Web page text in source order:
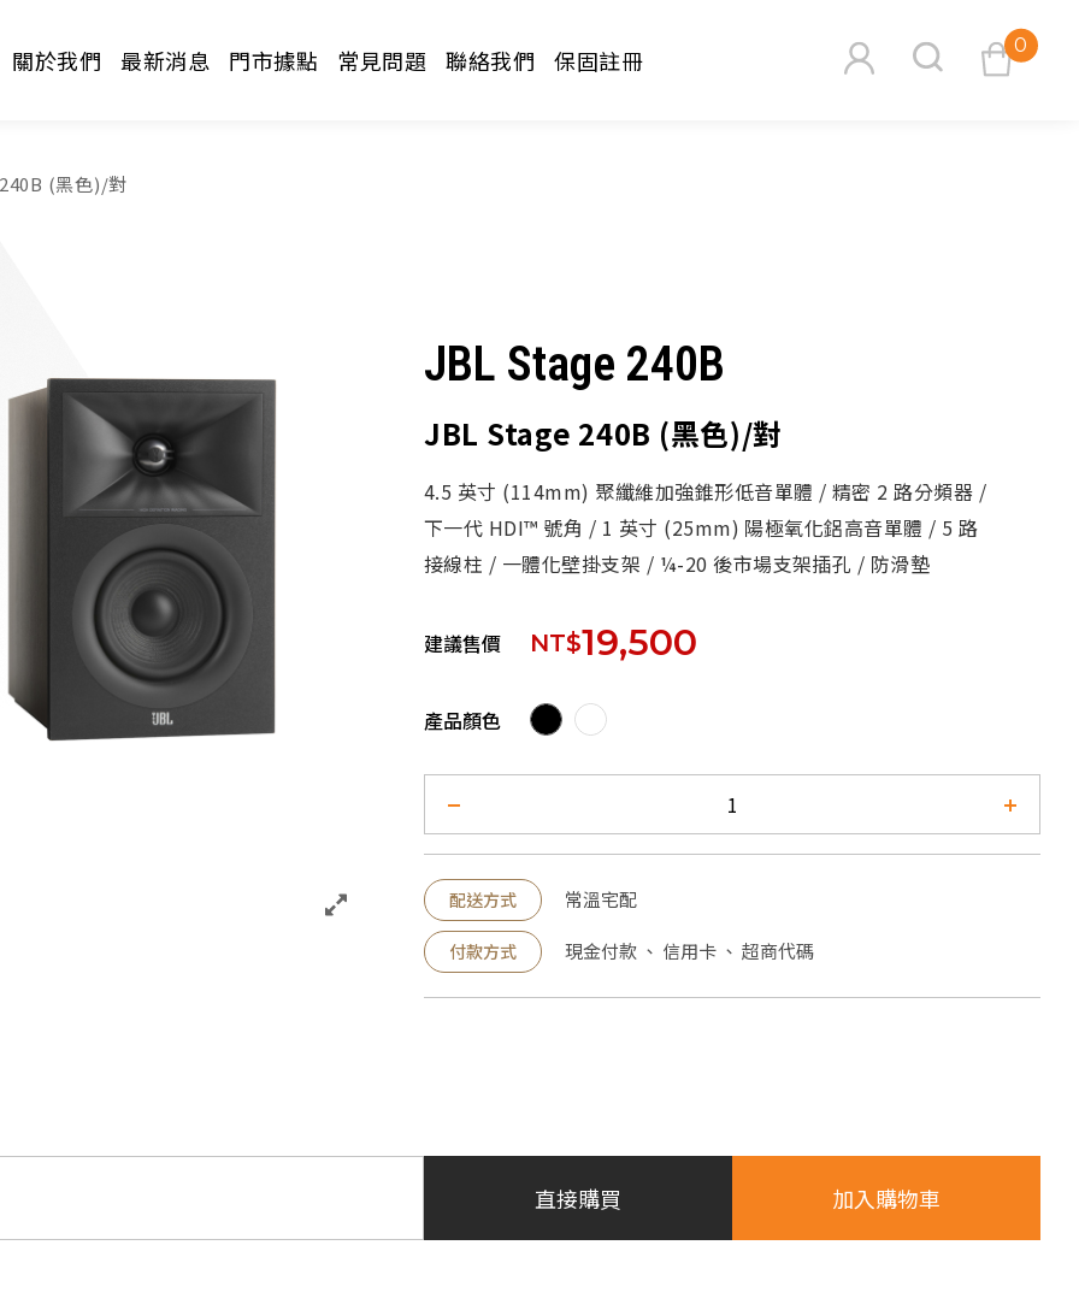
0
請選擇分類
關於我們 最新消息 門市據點 常見問題 聯絡我們 保固註冊
(黑色)/對
JBL Stage 240B
JBL Stage 240B (黑色)/對
4.5 英寸 (114mm) 聚纖維加強錐形低音單體 / 精密 2 路分頻器 /
下一代 HDI™ 號角 / 1 英寸 (25mm) 陽極氧化鋁高音單體 / 5 路
接線柱 / 一體化壁掛支架 / ¼-20 後市場支架插孔 / 防滑墊
建議售價 NT$19,500
產品顏色
配送方式 常溫宅配
付款方式 現金付款 、 信用卡 、 超商代碼
直接購買 加入購物車